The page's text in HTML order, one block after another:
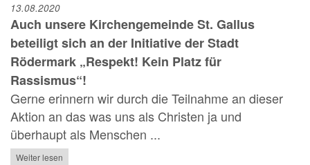
13.08.2020
Auch unsere Kirchengemeinde St. Gallus
beteiligt sich an der Initiative der Stadt
Rödermark „Respekt! Kein Platz für
Rassismus“!
Gerne erinnern wir durch die Teilnahme an dieser
Aktion an das was uns als Christen ja und
überhaupt als Menschen ...
Weiter lesen